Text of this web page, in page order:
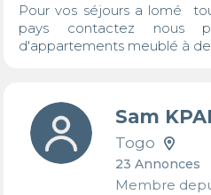
Pour vos séjours a lomé
pays contactez nous
d'appartements meublé à
Sam
Togo
23 Annonces
Membre